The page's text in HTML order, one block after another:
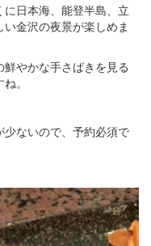
日本海、能登半島、立
金沢の夜景が楽しめま
やかな手さばきを見る
。
ないので、予約必須で